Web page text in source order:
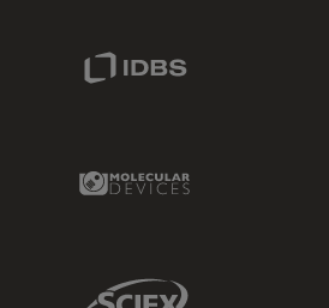
Molecular Devices Link
Sciex Link